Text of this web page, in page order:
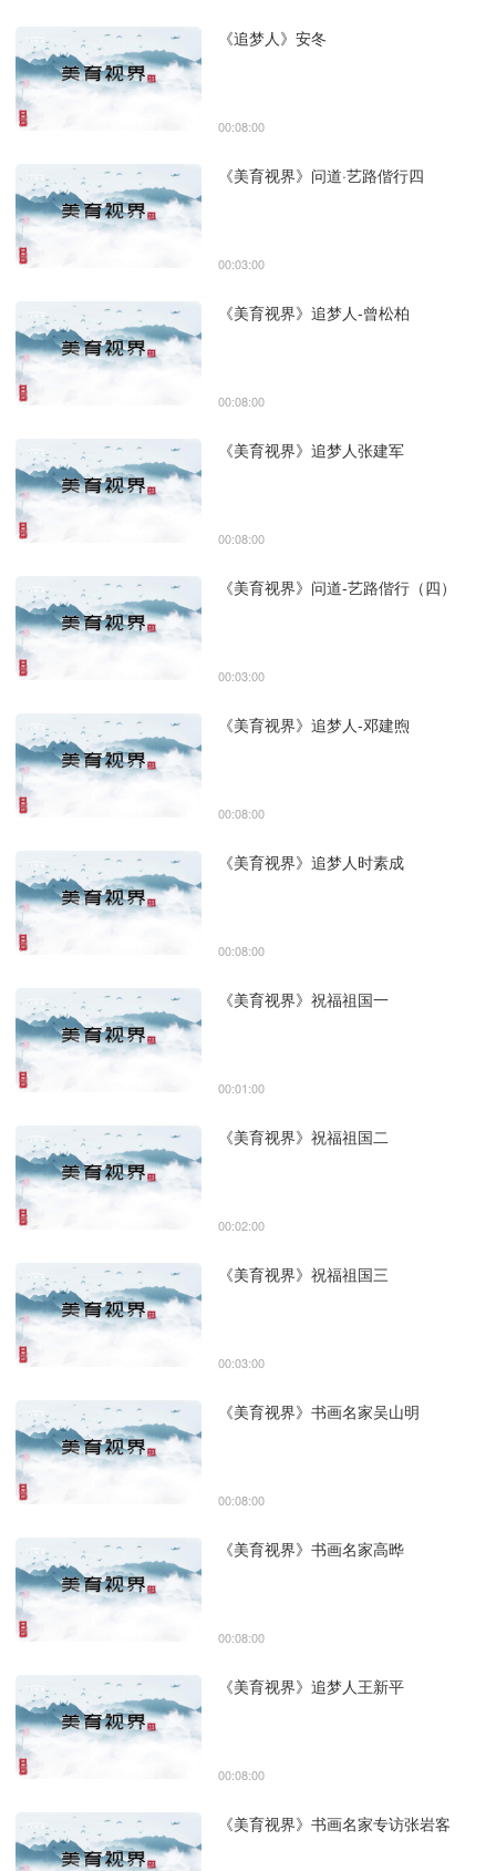
《追梦人》安冬
00:08:00
《美育视界》问道·艺路偕行四
00:03:00
《美育视界》追梦人-曾松柏
00:08:00
《美育视界》追梦人张建军
00:08:00
《美育视界》问道-艺路偕行（四）
00:03:00
《美育视界》追梦人-邓建煦
00:08:00
《美育视界》追梦人时素成
00:08:00
《美育视界》祝福祖国一
00:01:00
《美育视界》祝福祖国二
00:02:00
《美育视界》祝福祖国三
00:03:00
《美育视界》书画名家吴山明
00:08:00
《美育视界》书画名家高晔
00:08:00
《美育视界》追梦人王新平
00:08:00
《美育视界》书画名家专访张岩客